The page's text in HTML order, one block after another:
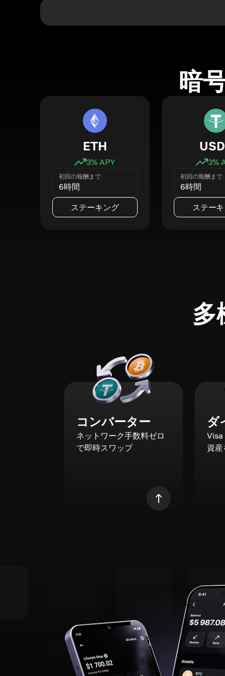
暗
ETH
3% APY
初回の報酬まで
6時間
ステーキング
3%
初回の報酬まで
6時間
ステー
多
コンバーター
ネットワーク手数料ゼロ
で即時スワップ
ダ
資